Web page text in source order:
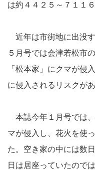
は約４４２５～７１１
近年は市街地に出没
５月号では会津若松市
「松本家」にクマが侵
に侵入されるリスクが
本誌今年１月号では
マが侵入し、花火を使
た。空き家の中には数
日は居座っていたので